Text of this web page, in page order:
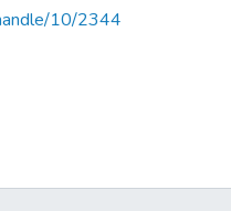
10/2344